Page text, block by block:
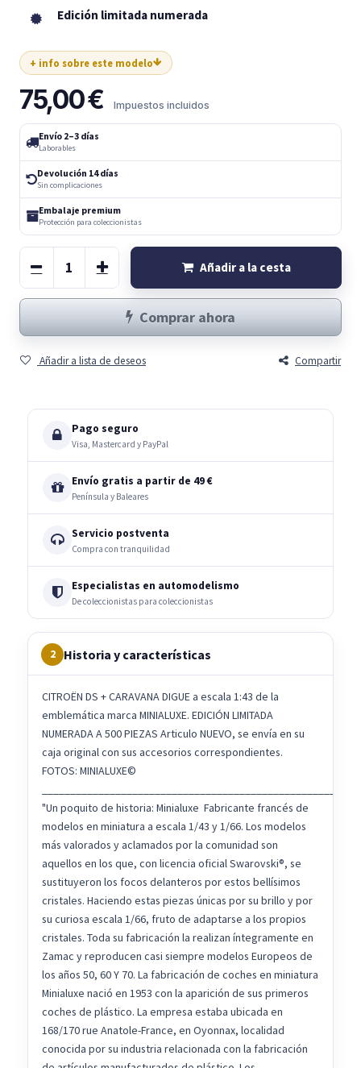
Edición limitada numerada
+ info sobre este modelo
75,00€ Impuestos incluidos
Envío 2–3 días
Laborables
Devolución 14 días
Sin complicaciones
Embalaje premium
Protección para coleccionistas
Añadir a la cesta
Comprar ahora
Añadir a lista de deseos Compartir
Pago seguro
Visa, Mastercard y PayPal
Envío gratis a partir de 49 €
Península y Baleares
Servicio postventa
Compra con tranquilidad
Especialistas en automodelismo
De coleccionistas para coleccionistas
2 Historia y características
CITROËN DS + CARAVANA DIGUE a escala 1:43 de la
emblemática marca MINIALUXE. EDICIÓN LIMITADA
NUMERADA A 500 PIEZAS Articulo NUEVO, se envía en su
caja original con sus accesorios correspondientes.
FOTOS: MINIALUXE©️
"Un poquito de historia: Minialuxe Fabricante francés de
modelos en miniatura a escala 1/43 y 1/66. Los modelos
más valorados y aclamados por la comunidad son
aquellos en los que, con licencia oficial Swarovski®, se
sustituyeron los focos delanteros por estos bellísimos
cristales. Haciendo estas piezas únicas por su brillo y por
su curiosa escala 1/66, fruto de adaptarse a los propios
cristales. Toda su fabricación la realizan íntegramente en
Zamac y reproducen casi siempre modelos Europeos de
los años 50, 60 Y 70. La fabricación de coches en miniatura
Minialuxe nació en 1953 con la aparición de sus primeros
coches de plástico. La empresa estaba ubicada en
168/170 rue Anatole-France, en Oyonnax, localidad
conocida por su industria relacionada con la fabricación